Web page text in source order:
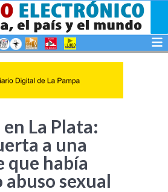
La Plata:
a una
que había
sexual